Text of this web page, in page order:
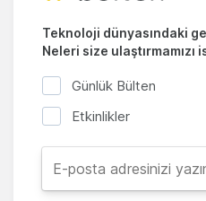
Teknoloji dünyasındaki
Neleri size ulaştırmamızı
Günlük Bülten
Etkinlikler